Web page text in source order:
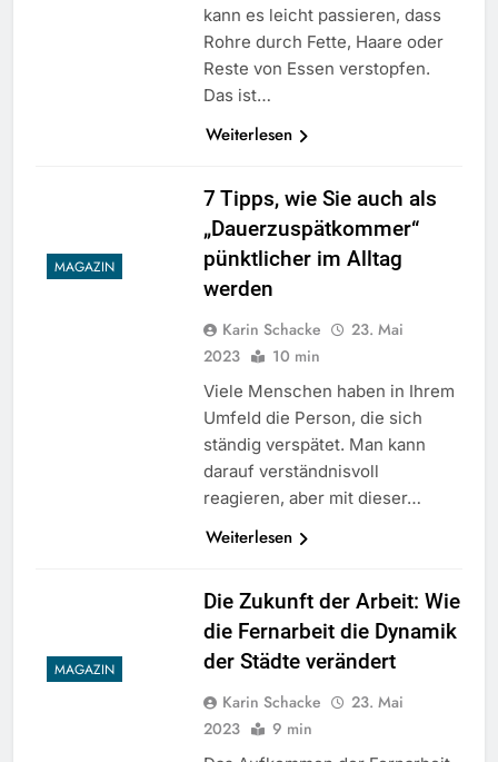
kann es leicht passieren, dass
Rohre durch Fette, Haare oder
Reste von Essen verstopfen.
Das ist…
Weiterlesen
MAGAZIN
7 Tipps, wie Sie auch als
„Dauerzuspätkommer“
pünktlicher im Alltag
werden
Karin Schacke
23. Mai
2023
10 min
Viele Menschen haben in Ihrem
Umfeld die Person, die sich
ständig verspätet. Man kann
darauf verständnisvoll
reagieren, aber mit dieser…
Weiterlesen
MAGAZIN
Die Zukunft der Arbeit: Wie
die Fernarbeit die Dynamik
der Städte verändert
Karin Schacke
23. Mai
2023
9 min